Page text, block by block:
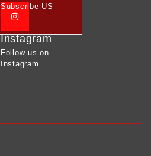
Subscribe US
Instagram
Follow us on
Instagram